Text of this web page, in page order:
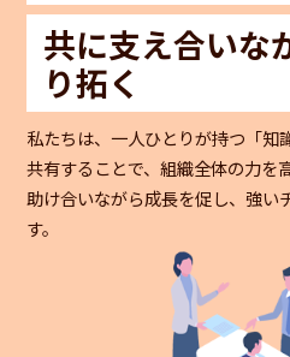
共に支え合いな
り拓く
私たちは、一人ひとりが持つ「知
共有することで、組織全体の力を
助け合いながら成長を促し、強い
す。